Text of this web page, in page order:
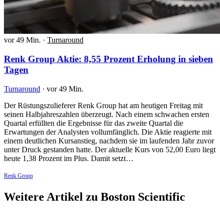
vor 49 Min. · Turnaround
Renk Group Aktie: 8,55 Prozent Erholung in sieben
Tagen
Turnaround · vor 49 Min.
Der Rüstungszulieferer Renk Group hat am heutigen Freitag mit
seinen Halbjahreszahlen überzeugt. Nach einem schwachen ersten
Quartal erfüllten die Ergebnisse für das zweite Quartal die
Erwartungen der Analysten vollumfänglich. Die Aktie reagierte mit
einem deutlichen Kursanstieg, nachdem sie im laufenden Jahr zuvor
unter Druck gestanden hatte. Der aktuelle Kurs von 52,00 Euro liegt
heute 1,38 Prozent im Plus. Damit setzt…
Renk Group
Weitere Artikel zu Boston Scientific